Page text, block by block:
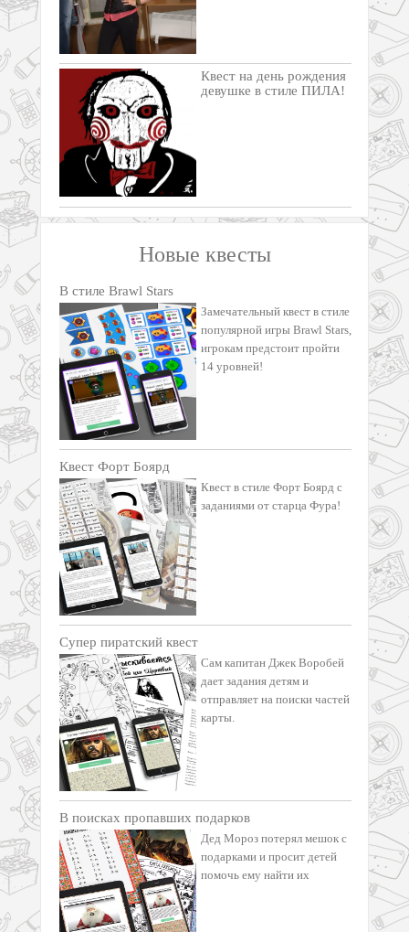
Квест на день рождения
девушке в стиле ПИЛА!
Новые квесты
В стиле Brawl Stars
Замечательный квест в стиле
популярной игры Brawl Stars,
игрокам предстоит пройти
14 уровней!
Квест Форт Боярд
Квест в стиле Форт Боярд с
заданиями от старца Фура!
Супер пиратский квест
Сам капитан Джек Воробей
дает задания детям и
отправляет на поиски частей
карты.
В поисках пропавших подарков
Дед Мороз потерял мешок с
подарками и просит детей
помочь ему найти их